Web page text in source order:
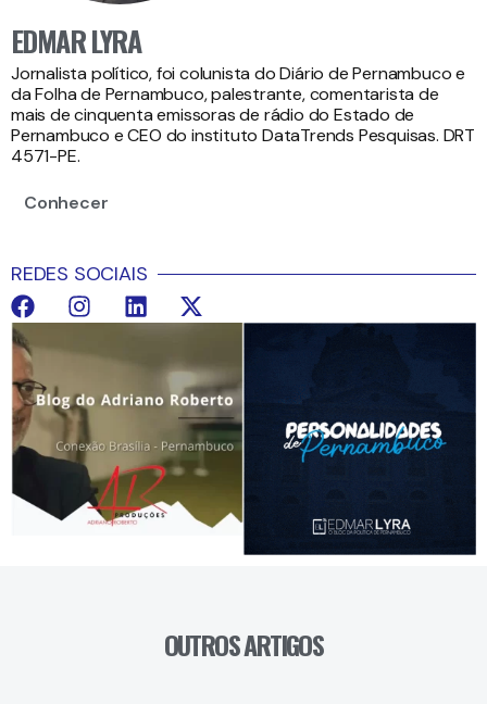
EDMAR LYRA
Jornalista político, foi colunista do Diário de Pernambuco e
da Folha de Pernambuco, palestrante, comentarista de
mais de cinquenta emissoras de rádio do Estado de
Pernambuco e CEO do instituto DataTrends Pesquisas. DRT
4571-PE.
Conhecer
REDES SOCIAIS
OUTROS ARTIGOS